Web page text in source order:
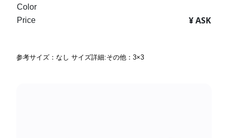
Color
Price
¥ ASK
参考サイズ：なし サイズ詳細:その他：3×3